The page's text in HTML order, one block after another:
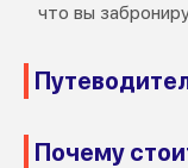
что вы
Почему